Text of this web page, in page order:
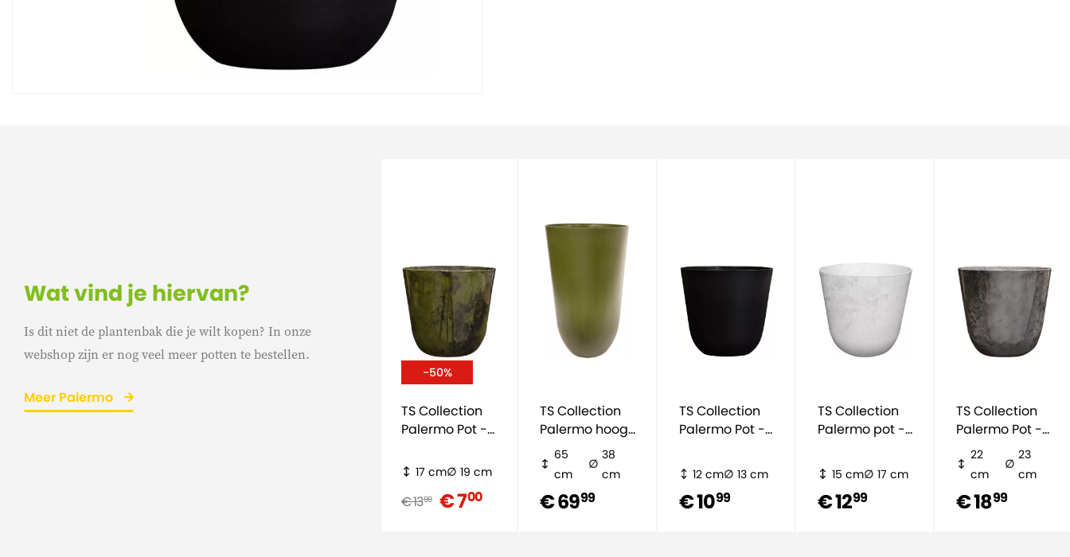
Wat vind je hiervan?
Is dit niet de plantenbak die je wilt kopen? In onze
webshop zijn er nog veel meer potten te bestellen.
Meer Palermo
-50%
TS Collection
Palermo Pot -
17 cm 19 cm
€ 1399 € 700
TS Collection
Palermo hoog
- mat groen
65
cm
38
cm
€ 6999
TS Collection
Palermo Pot -
12 cm 13 cm
€ 1099
TS Collection
Palermo pot -
15 cm 17 cm
€ 1299
TS Collection
Palermo Pot -
grijs
22
cm
23
cm
€ 1899